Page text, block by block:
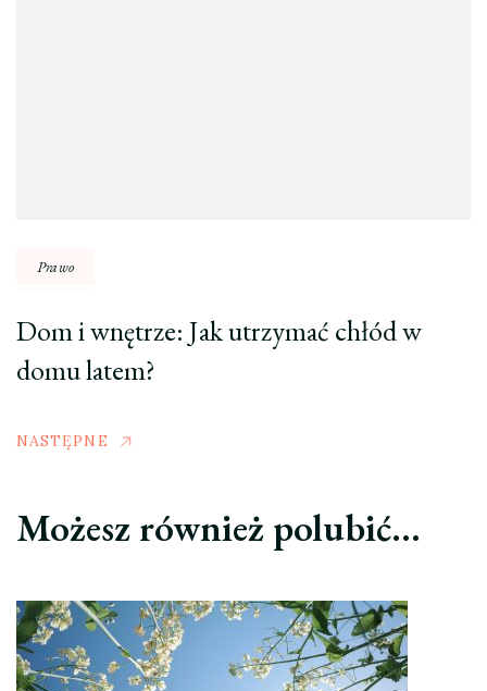
Prawo
Dom i wnętrze: Jak utrzymać chłód w
domu latem?
NASTĘPNE
Możesz również polubić…